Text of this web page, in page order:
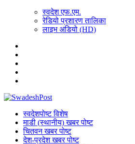
स्वदेश एफ.एम.
रेडियो प्रशारण तालिका
लाइभ अडियो (HD)
स्वदेशपोष्ट विशेष
माडी (स्थानीय) खबर पोष्ट
चितवन खबर पोष्ट
देश-प्रदेश खबर पोष्ट